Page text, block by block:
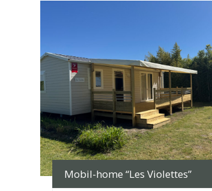
Mobil-home “Les Violettes”